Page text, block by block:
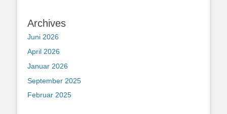
Archives
Juni 2026
April 2026
Januar 2026
September 2025
Februar 2025